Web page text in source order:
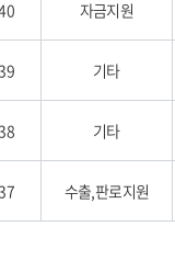
자금지원
기타
기타
수출,판로지원